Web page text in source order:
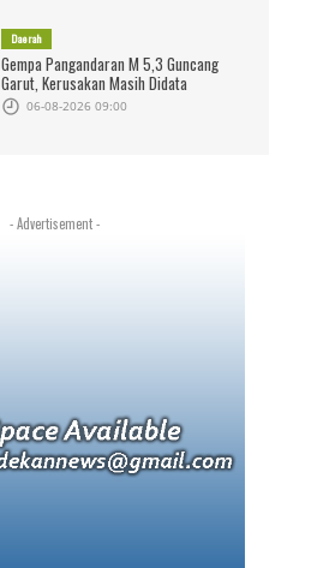
Daerah
Gempa Pangandaran M 5,3 Guncang
Garut, Kerusakan Masih Didata
06-08-2026 09:00
- Advertisement -